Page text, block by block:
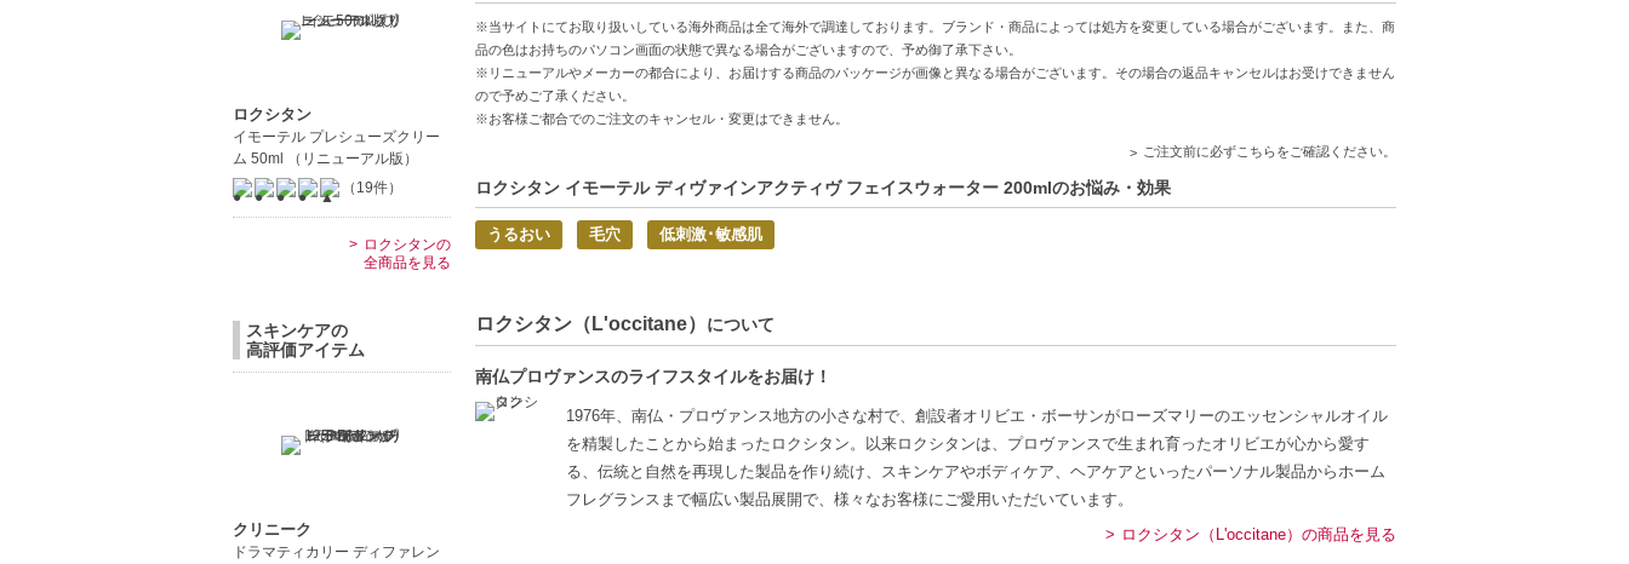
毎日のスキンケアで潤いと明るさを求める方
【JAN/UPC:3253581779873】
※当サイトにてお取り扱いしている海外商品は全て海外で調達しております。ブランド・商品によっては処方を変更している場合がございます。また、商
品の色はお持ちのパソコン画面の状態で異なる場合がございますので、予め御了承下さい。
※リニューアルやメーカーの都合により、お届けする商品のパッケージが画像と異なる場合がございます。その場合の返品キャンセルはお受けできません
ので予めご了承ください。
※お客様ご都合でのご注文のキャンセル・変更はできません。
ご注文前に必ずこちらをご確認ください。
ロクシタン イモーテル ディヴァインアクティヴ フェイスウォーター 200mlのお悩み・効果
うるおい 毛穴 低刺激･敏感肌
ロクシタン（L'occitane） について
南仏プロヴァンスのライフスタイルをお届け！
1976年、南仏・プロヴァンス地方の小さな村で、創設者オリビエ・ボーサンがローズマリーのエッセンシャルオイル
を精製したことから始まったロクシタン。以来ロクシタンは、プロヴァンスで生まれ育ったオリビエが心から愛す
る、伝統と自然を再現した製品を作り続け、スキンケアやボディケア、ヘアケアといったパーソナル製品からホーム
フレグランスまで幅広い製品展開で、様々なお客様にご愛用いただいています。
ロクシタン（L'occitane）の商品を見る
ロクシタン
イモーテル プレシューズクリー
ム 50ml （リニューアル版）
（19件）
ロクシタンの
全商品を見る
スキンケアの
高評価アイテム
クリニーク
ドラマティカリー ディファレン